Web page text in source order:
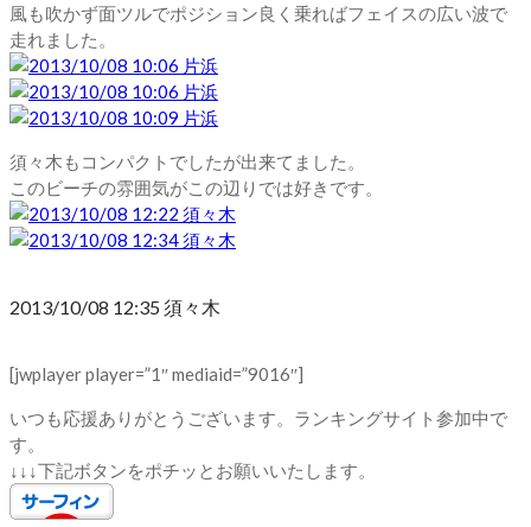
風も吹かず面ツルでポジション良く乗ればフェイスの広い波で
走れました。
須々木もコンパクトでしたが出来てました。
このビーチの雰囲気がこの辺りでは好きです。
2013/10/08 12:35 須々木
[jwplayer player=”1″ mediaid=”9016″]
いつも応援ありがとうございます。ランキングサイト参加中で
す。
↓↓↓下記ボタンをポチッとお願いいたします。